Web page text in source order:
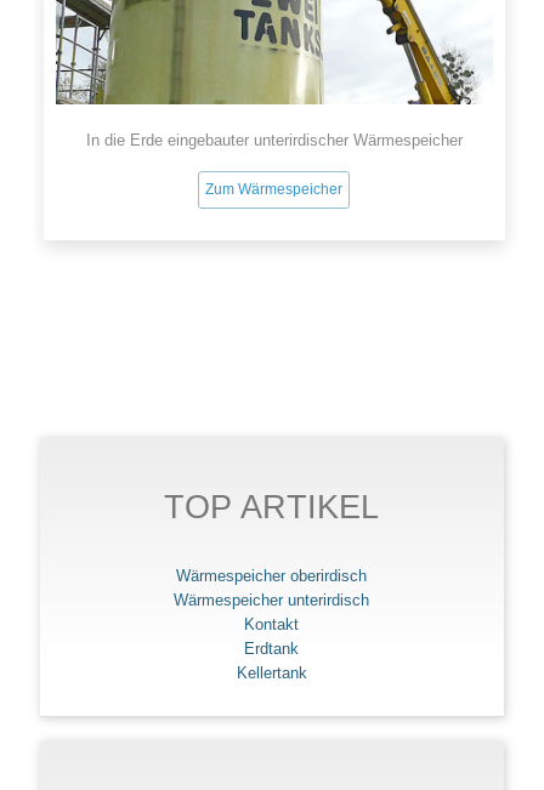
In die Erde eingebauter unterirdischer Wärmespeicher
Zum Wärmespeicher
TOP ARTIKEL
Wärmespeicher oberirdisch
Wärmespeicher unterirdisch
Kontakt
Erdtank
Kellertank